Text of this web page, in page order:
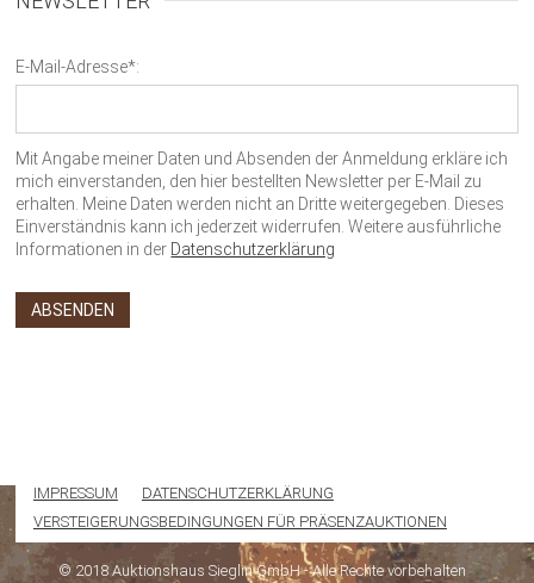
E-Mail-Adresse*:
Mit Angabe meiner Daten und Absenden der Anmeldung erkläre ich
mich einverstanden, den hier bestellten Newsletter per E-Mail zu
erhalten. Meine Daten werden nicht an Dritte weitergegeben. Dieses
Einverständnis kann ich jederzeit widerrufen. Weitere ausführliche
Informationen in der Datenschutzerklärung
IMPRESSUM
DATENSCHUTZERKLÄRUNG
VERSTEIGERUNGSBEDINGUNGEN FÜR PRÄSENZAUKTIONEN
© 2018 Auktionshaus Sieglin GmbH - Alle Rechte vorbehalten